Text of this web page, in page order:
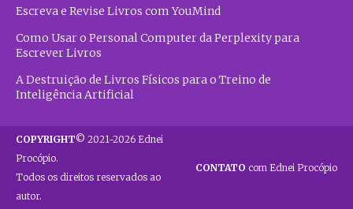
Escreva e Revise Livros com YouMind
Como Usar o Personal Computer da Perplexity para
Escrever Livros
A Destruição de Livros Físicos para o Treino de
Inteligência Artificial
COPYRIGHT© 2021-2026 Ednei
Procópio.
Todos os direitos reservados ao
autor.
CONTATO com Ednei Procópio